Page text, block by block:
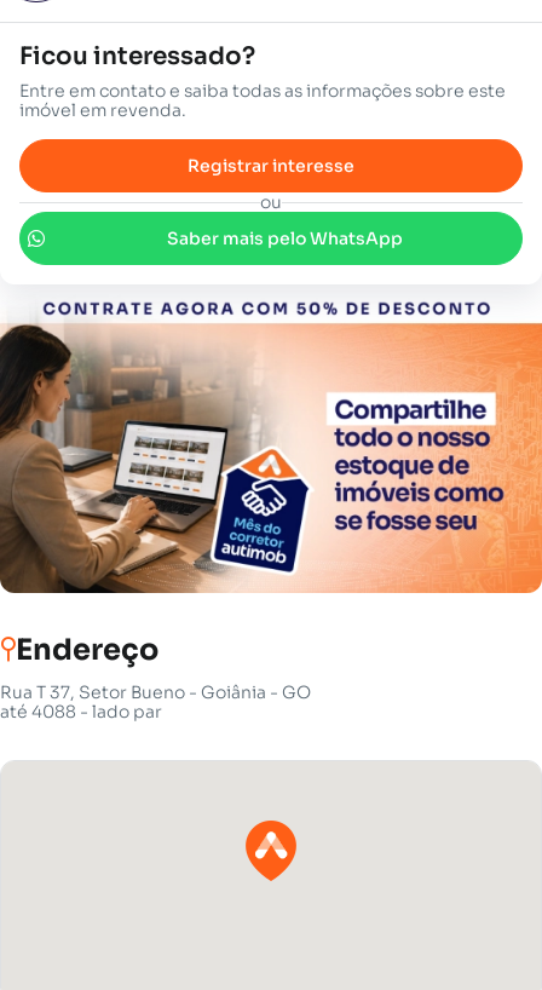
Ficou interessado?
Entre em contato e saiba todas as informações sobre este
imóvel em revenda.
Registrar interesse
ou
Saber mais pelo WhatsApp
Endereço
Rua T 37, Setor Bueno - Goiânia - GO
até 4088 - lado par